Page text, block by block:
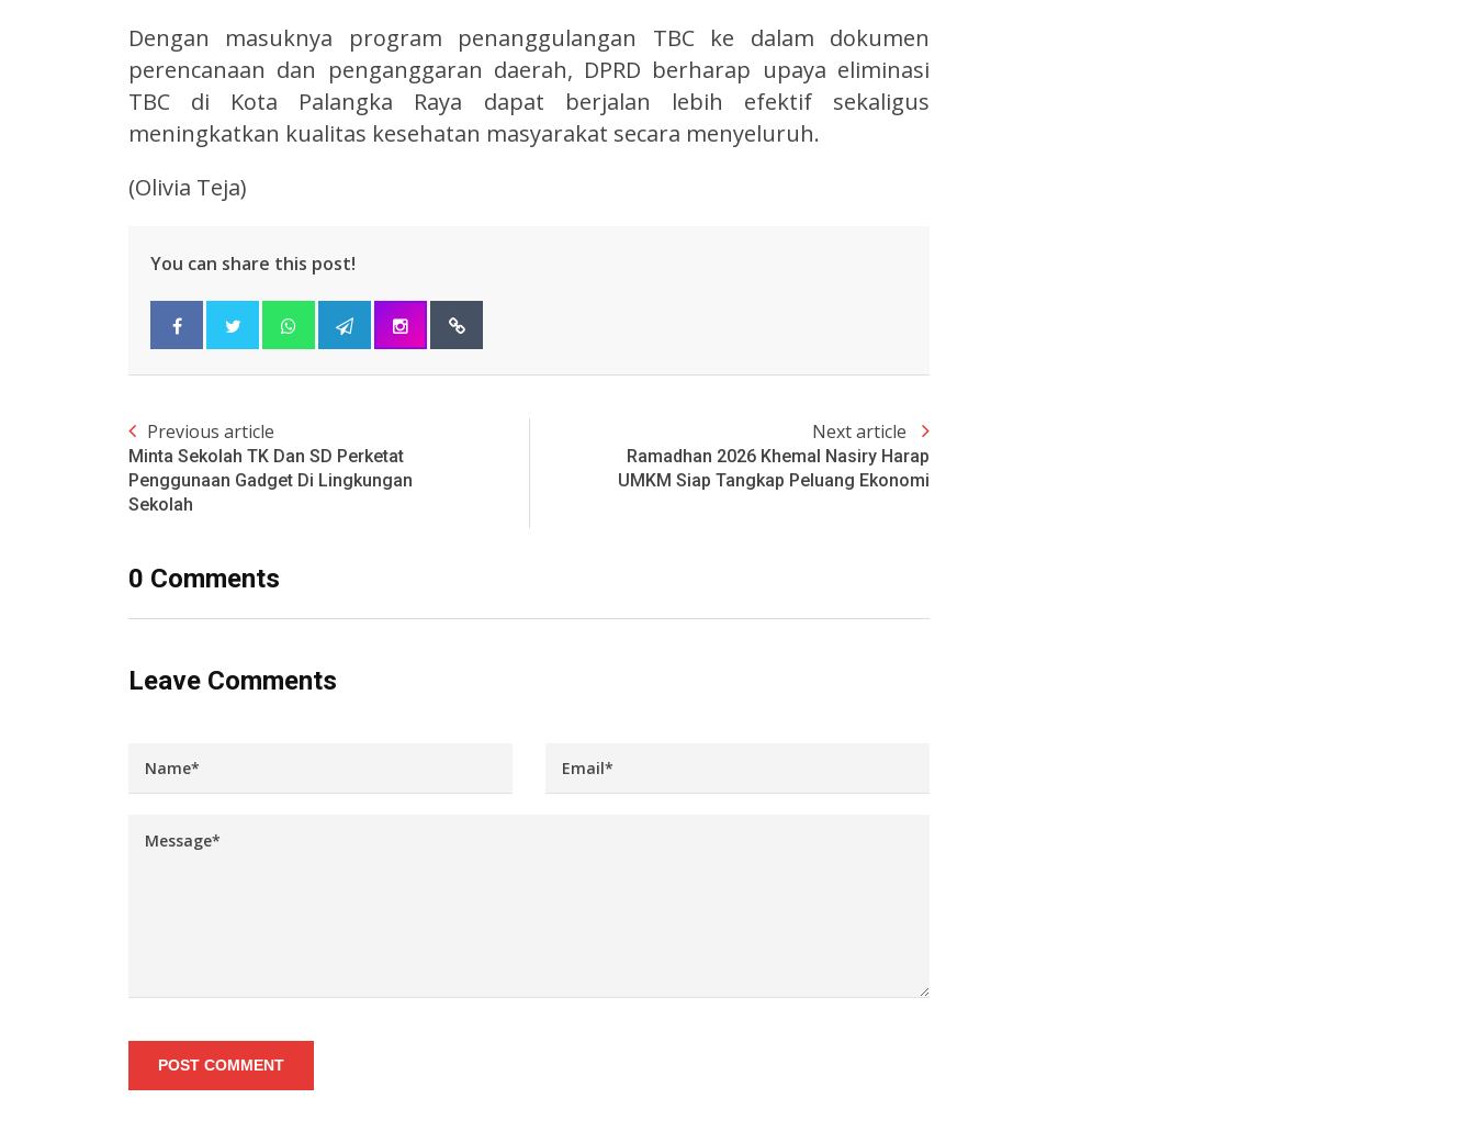
Dengan masuknya program penanggulangan TBC ke dalam dokumen
perencanaan dan penganggaran daerah, DPRD berharap upaya eliminasi
TBC di Kota Palangka Raya dapat berjalan lebih efektif sekaligus
meningkatkan kualitas kesehatan masyarakat secara menyeluruh.
(Olivia Teja)
You can share this post!
Previous article
Minta Sekolah TK Dan SD Perketat
Penggunaan Gadget Di Lingkungan
Sekolah
Next article
Ramadhan 2026 Khemal Nasiry Harap
UMKM Siap Tangkap Peluang Ekonomi
0 Comments
Leave Comments
POST COMMENT